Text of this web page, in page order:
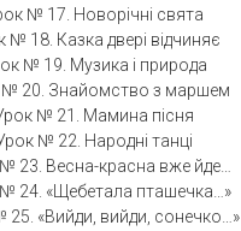
№ 17. Новорічні свята
№ 18. Казка двері відчиняє
№ 19. Музика і природа
№ 20. Знайомство з маршем
№ 21. Мамина пісня
№ 22. Народні танці
23. Весна-красна вже йде…
24. «Щебетала пташечка…»
25. «Вийди, вийди, сонечко…»